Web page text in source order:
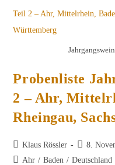
Probenliste
2 – Ahr,
Rheingau,
Beitrags-
Autor:
Klaus Rössler
Beitrag
8.
Beitrags-
Ahr / Baden / Deutschland